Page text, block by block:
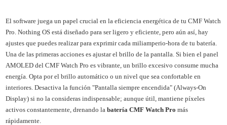
El software juega un papel crucial en la eficiencia energética de tu CMF Watch
Pro. Nothing OS está diseñado para ser ligero y eficiente, pero aún así, hay
ajustes que puedes realizar para exprimir cada miliamperio-hora de tu batería.
Una de las primeras acciones es ajustar el brillo de la pantalla. Si bien el panel
AMOLED del CMF Watch Pro es vibrante, un brillo excesivo consume mucha
energía. Opta por el brillo automático o un nivel que sea confortable en
interiores. Desactiva la función "Pantalla siempre encendida" (Always-On
Display) si no la consideras indispensable; aunque útil, mantiene píxeles
activos constantemente, drenando la batería CMF Watch Pro más
rápidamente.